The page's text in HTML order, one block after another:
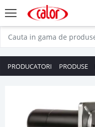
PRODUCATORI PRODUSE